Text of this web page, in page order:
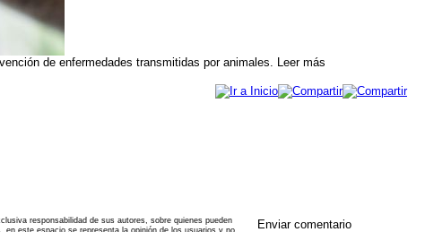
de enfermedades transmitidas por animales. Leer más
responsabilidad de sus autores, sobre quienes pueden
en este espacio se representa la opinión de los usuarios y no
Enviar comentario